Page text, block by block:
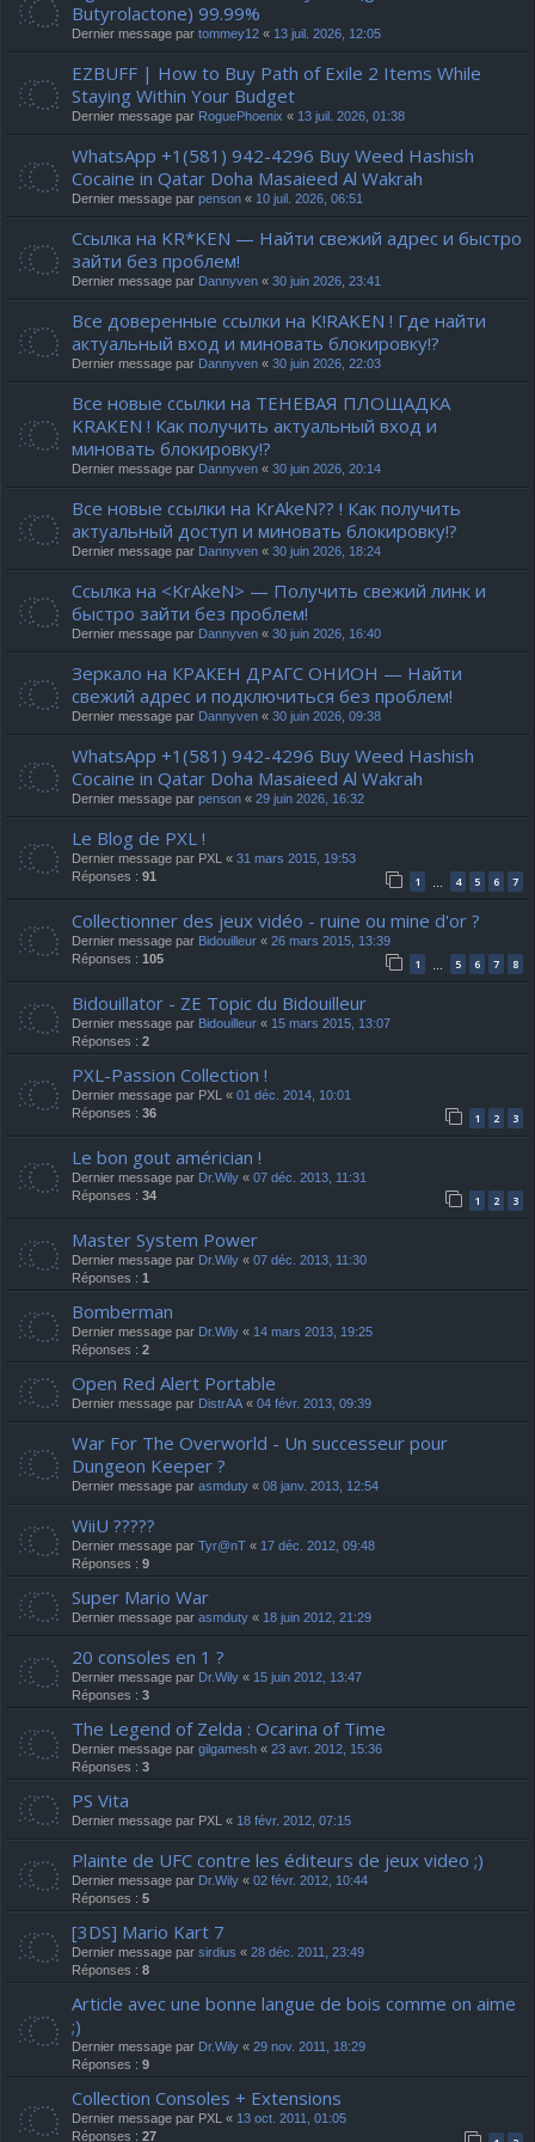
Butyrolactone) 99.99%
Dernier message par tommey12 « 13 juil. 2026, 12:05
EZBUFF | How to Buy Path of Exile 2 Items While
Staying Within Your Budget
Dernier message par RoguePhoenix « 13 juil. 2026, 01:38
WhatsApp +1(581) 942-4296 Buy Weed Hashish
Cocaine in Qatar Doha Masaieed Al Wakrah
Dernier message par penson « 10 juil. 2026, 06:51
Ссылка на KR*KEN — Найти свежий адрес и быстро
зайти без проблем!
Dernier message par Dannyven « 30 juin 2026, 23:41
Все доверенные ссылки на K!RAKEN ! Где найти
актуальный вход и миновать блокировку!?
Dernier message par Dannyven « 30 juin 2026, 22:03
Все новые ссылки на ТЕНЕВАЯ ПЛОЩАДКА
KRAKEN ! Как получить актуальный вход и
миновать блокировку!?
Dernier message par Dannyven « 30 juin 2026, 20:14
Все новые ссылки на KrAkeN?? ! Как получить
актуальный доступ и миновать блокировку!?
Dernier message par Dannyven « 30 juin 2026, 18:24
Ссылка на <KrAkeN> — Получить свежий линк и
быстро зайти без проблем!
Dernier message par Dannyven « 30 juin 2026, 16:40
Зеркало на КРАКЕН ДРАГС ОНИОН — Найти
свежий адрес и подключиться без проблем!
Dernier message par Dannyven « 30 juin 2026, 09:38
WhatsApp +1(581) 942-4296 Buy Weed Hashish
Cocaine in Qatar Doha Masaieed Al Wakrah
Dernier message par penson « 29 juin 2026, 16:32
Le Blog de PXL !
Dernier message par PXL « 31 mars 2015, 19:53
Réponses : 91 1 … 4 5 6 7
Collectionner des jeux vidéo - ruine ou mine d'or ?
Dernier message par Bidouilleur « 26 mars 2015, 13:39
Réponses : 105 1 … 5 6 7 8
Bidouillator - ZE Topic du Bidouilleur
Dernier message par Bidouilleur « 15 mars 2015, 13:07
Réponses : 2
PXL-Passion Collection !
Dernier message par PXL « 01 déc. 2014, 10:01
Réponses : 36 1 2 3
Le bon gout américian !
Dernier message par Dr.Wily « 07 déc. 2013, 11:31
Réponses : 34 1 2 3
Master System Power
Dernier message par Dr.Wily « 07 déc. 2013, 11:30
Réponses : 1
Bomberman
Dernier message par Dr.Wily « 14 mars 2013, 19:25
Réponses : 2
Open Red Alert Portable
Dernier message par DistrAA « 04 févr. 2013, 09:39
War For The Overworld - Un successeur pour
Dungeon Keeper ?
Dernier message par asmduty « 08 janv. 2013, 12:54
WiiU ?????
Dernier message par Tyr@nT « 17 déc. 2012, 09:48
Réponses : 9
Super Mario War
Dernier message par asmduty « 18 juin 2012, 21:29
20 consoles en 1 ?
Dernier message par Dr.Wily « 15 juin 2012, 13:47
Réponses : 3
The Legend of Zelda : Ocarina of Time
Dernier message par gilgamesh « 23 avr. 2012, 15:36
Réponses : 3
PS Vita
Dernier message par PXL « 18 févr. 2012, 07:15
Plainte de UFC contre les éditeurs de jeux video ;)
Dernier message par Dr.Wily « 02 févr. 2012, 10:44
Réponses : 5
[3DS] Mario Kart 7
Dernier message par sirdius « 28 déc. 2011, 23:49
Réponses : 8
Article avec une bonne langue de bois comme on aime
;)
Dernier message par Dr.Wily « 29 nov. 2011, 18:29
Réponses : 9
Collection Consoles + Extensions
Dernier message par PXL « 13 oct. 2011, 01:05
Réponses : 27